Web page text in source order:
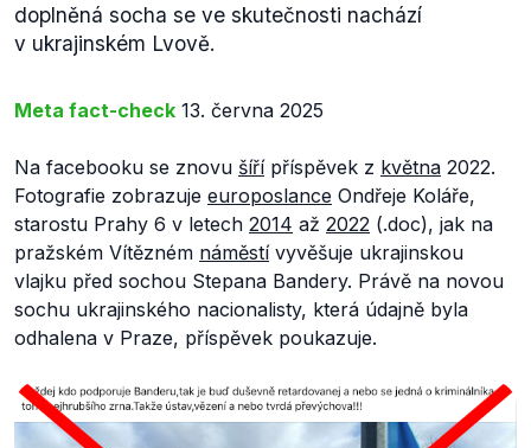
doplněná socha se ve skutečnosti nachází
v ukrajinském Lvově.
Meta fact-check 13. června 2025
Na facebooku se znovu šířípříspěvek z května 2022.
Fotografie zobrazuje europoslance Ondřeje Koláře,
starostu Prahy 6 v letech 2014 až 2022 (.doc), jak na
pražském Vítězném náměstívyvěšuje ukrajinskou
vlajku před sochou Stepana Bandery. Právě na novou
sochu ukrajinského nacionalisty, která údajně byla
odhalena v Praze, příspěvek poukazuje.